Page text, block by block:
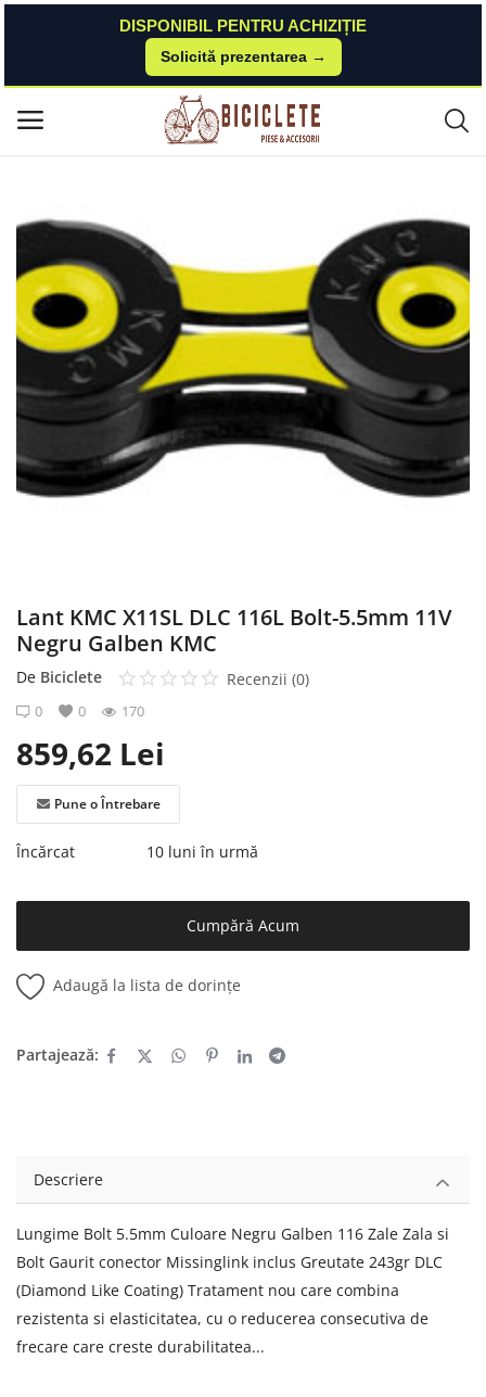
DISPONIBIL PENTRU ACHIZIȚIE
Solicită prezentarea →
Meniu principal
Listă de dorințe
Contact
Blog
Înregistrare
Transmisie & Accesorii
Lant KMC X11SL DLC 116L Bolt-5.5mm 11V Negru Galben KMC
Lant KMC X11SL DLC 116L Bolt-5.5mm 11V
Negru Galben KMC
De Biciclete Recenzii (0)
0 0 170
859,62 Lei
Pune o Întrebare
Încărcat 10 luni în urmă
Cumpără Acum
Adaugă la lista de dorințe
Partajează:
Descriere
Lungime Bolt 5.5mm Culoare Negru Galben 116 Zale Zala si
Bolt Gaurit conector Missinglink inclus Greutate 243gr DLC
(Diamond Like Coating) Tratament nou care combina
rezistenta si elasticitatea, cu o reducerea consecutiva de
frecare care creste durabilitatea...